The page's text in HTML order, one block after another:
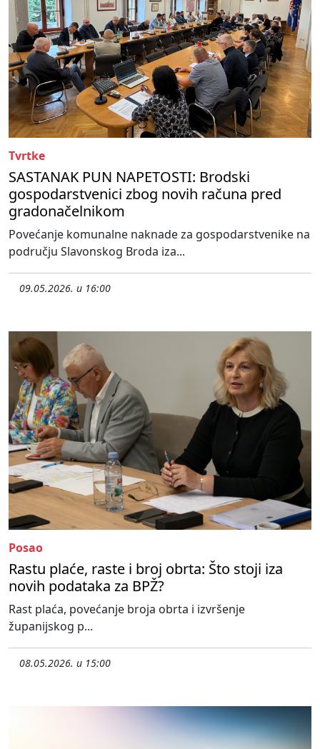
Tvrtke
SASTANAK PUN NAPETOSTI: Brodski
gospodarstvenici zbog novih računa pred
gradonačelnikom
Povećanje komunalne naknade za gospodarstvenike na
području Slavonskog Broda iza...
09.05.2026. u 16:00
Posao
Rastu plaće, raste i broj obrta: Što stoji iza
novih podataka za BPŽ?
Rast plaća, povećanje broja obrta i izvršenje
županijskog p...
08.05.2026. u 15:00